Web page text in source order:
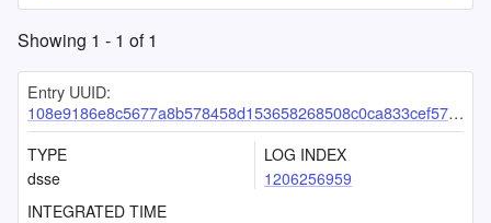
Showing 1 - 1 of1
Entry UUID:
108e9186e8c5677a8b578458d153658268508c0ca833cef57a07745551ae865613c5c1b19b8c6b90
TYPE
dsse
LOG INDEX
1206256959
INTEGRATED TIME